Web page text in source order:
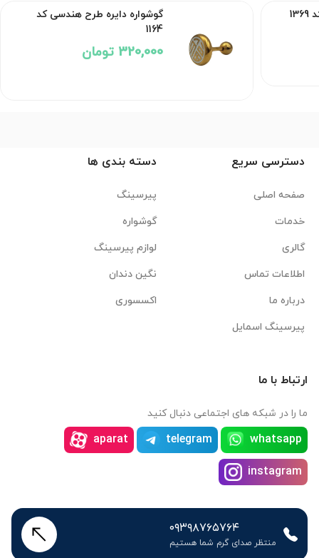
گوشواره دایره طرح هندسی کد
1164
320,000 تومان
دسترسی سریع
صفحه اصلی
خدمات
گالری
اطلاعات تماس
درباره ما
پیرسینگ اسمایل
دسته بندی ها
پیرسینگ
گوشواره
لوازم پیرسینگ
نگین دندان
اکسسوری
ارتباط با ما
ما را در شبکه های اجتماعی دنبال کنید
whatsapp
telegram
aparat
instagram
۰۹۳۹۸۷۶۵۷۶۴
منتظر صدای گرم شما هستیم